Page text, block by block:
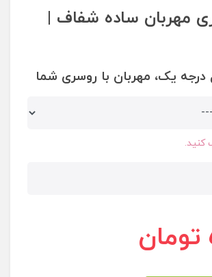
مهربان ساده شفاف |
یک، مهربان با روسری شما
کنید.
تومان